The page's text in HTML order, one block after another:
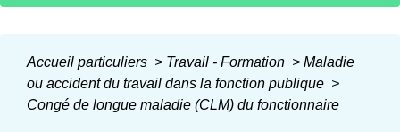
Accueil particuliers > Travail - Formation > Maladie
ou accident du travail dans la fonction publique >
Congé de longue maladie (CLM) du fonctionnaire